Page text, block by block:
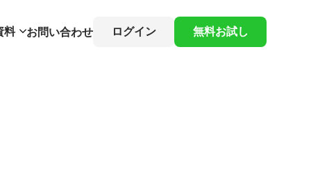
料 お問い合わせ ログイン 無料お試し